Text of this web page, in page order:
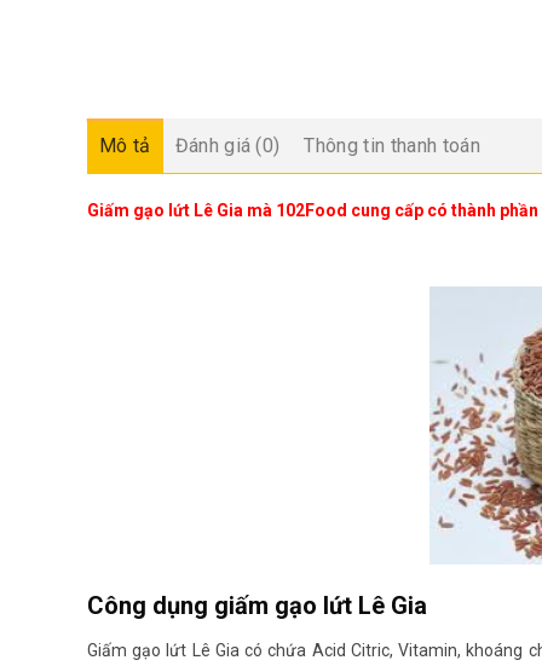
Mô tả Đánh giá (0) Thông tin thanh toán
Giấm gạo lứt Lê Gia mà 102Food cung cấp có thành
Công dụng giấm gạo lứt Lê Gia
Giấm gạo lứt Lê Gia có chứa Acid Citric, Vitamin, khoáng